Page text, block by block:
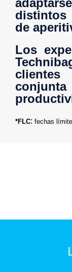
distintos
de
Los
conjunta
*FLC: fechas